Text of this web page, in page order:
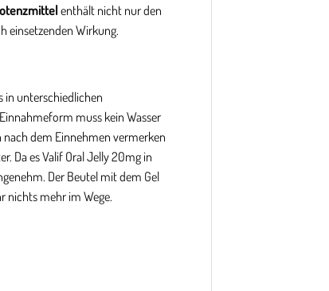
enthält nicht nur den
einsetzenden Wirkung.
in unterschiedlichen
muss kein Wasser
nach dem Einnehmen vermerken
Da es Valif Oral Jelly 20mg in
Der Beutel mit dem Gel
nichts mehr im Wege.